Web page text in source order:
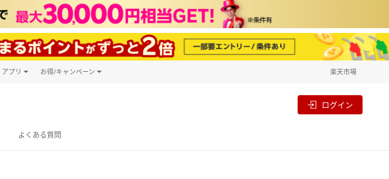
アプリ お得/キャンペーン 楽天市場
ログイン
よくある質問